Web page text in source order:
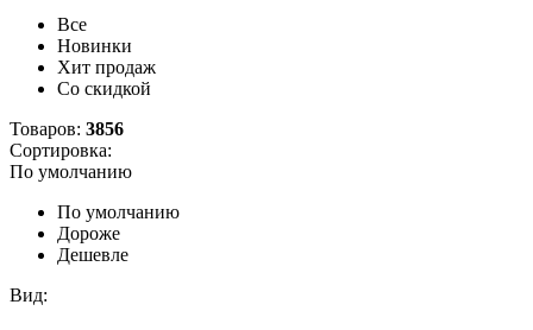
Все
Новинки
Хит продаж
Со скидкой
Товаров: 3856
Сортировка:
По умолчанию
По умолчанию
Дороже
Дешевле
Вид: